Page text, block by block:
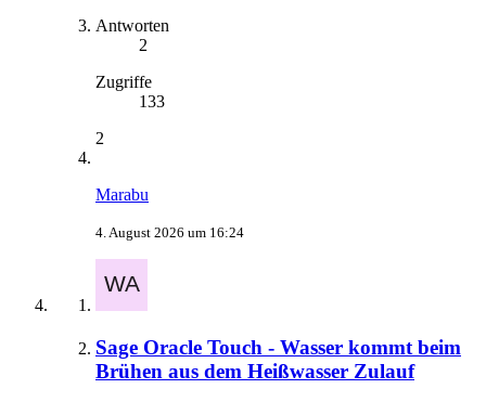
Antworten
2
Zugriffe
133
2
Marabu
4. August 2026 um 16:24
Sage Oracle Touch - Wasser kommt beim
Brühen aus dem Heißwasser Zulauf